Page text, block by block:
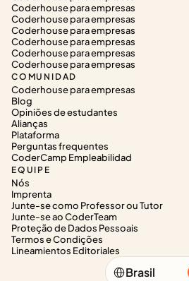
Coderhouse para empresas
Coderhouse para empresas
Coderhouse para empresas
Coderhouse para empresas
Coderhouse para empresas
Coderhouse para empresas
COMUNIDAD
Coderhouse para empresas
Blog
Opiniões de estudantes
Alianças
Plataforma
Perguntas frequentes
CoderCamp Empleabilidad
EQUIPE
Nós
Imprenta
Junte-se como Professor ou Tutor
Junte-se ao CoderTeam
Proteção de Dados Pessoais
Termos e Condições
Lineamientos Editoriales
Select Language
Brasil